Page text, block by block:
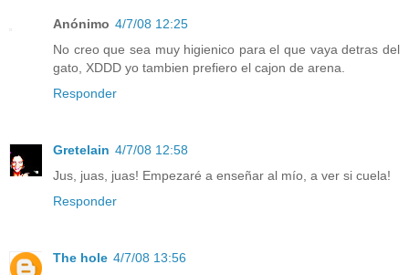
Anónimo 4/7/08 12:25
No creo que sea muy higienico para el que vaya detras del
gato, XDDD yo tambien prefiero el cajon de arena.
Responder
Gretelain 4/7/08 12:58
Jus, juas, juas! Empezaré a enseñar al mío, a ver si cuela!
Responder
The hole 4/7/08 13:56